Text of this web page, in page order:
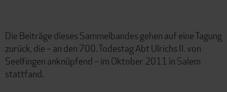
Die Beiträge dieses Sammelbandes gehen auf eine Tagung
zurück, die – an den 700. Todestag Abt Ulrichs II. von
Seelfingen anknüpfend – im Oktober 2011 in Salem
stattfand.